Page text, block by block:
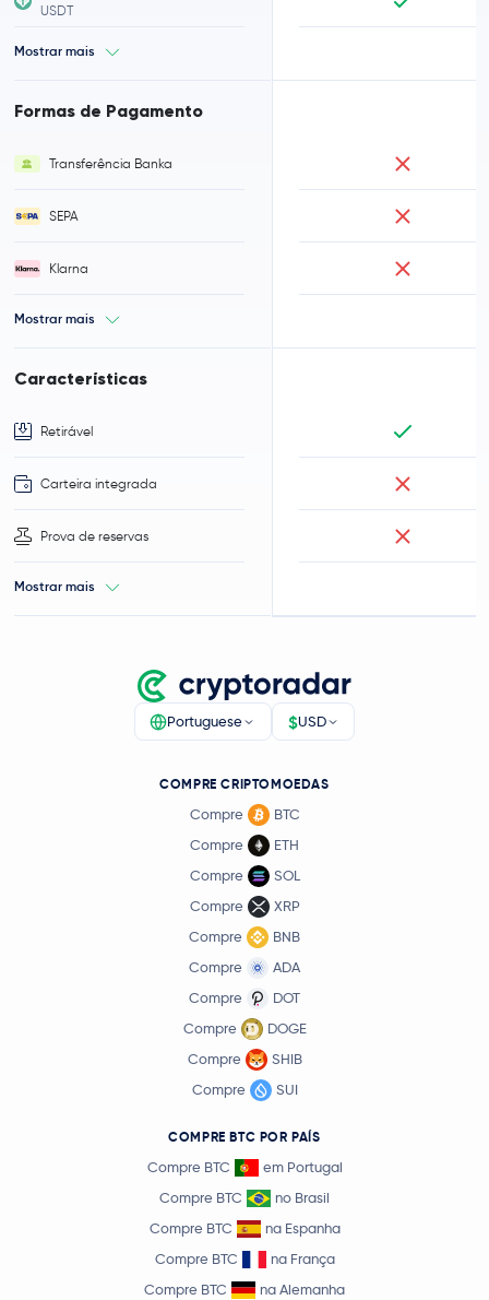
USDT
Mostrar mais
Formas de Pagamento
Transferência Banka
SEPA
Klarna
Mostrar mais
Características
Retirável
Carteira integrada
Prova de reservas
Mostrar mais
Portuguese $USD
COMPRE CRIPTOMOEDAS
Compre
BTC
Compre
ETH
Compre
SOL
Compre
XRP
Compre
BNB
Compre
ADA
Compre
DOT
Compre
DOGE
Compre
SHIB
Compre
SUI
COMPRE BTC POR PAÍS
Compre BTC
em Portugal
Compre BTC
no Brasil
Compre BTC
na Espanha
Compre BTC
na França
Compre BTC
na Alemanha